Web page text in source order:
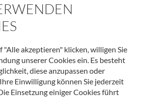
lernen für Sterbende zu singen“
Beitrag lesen
"Alle akzeptieren" klicken, willigen Sie
unserer Cookies ein. Es besteht
diese anzupassen oder
Einwilligung können Sie jederzeit
Einsetzung einiger Cookies führt